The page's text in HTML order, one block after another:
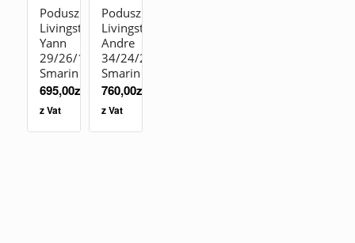
Poduszka
Livingstones
Yann
29/26/10
Smarin
695,00zł
z Vat
Poduszka
Livingstones
Andre
34/24/20
Smarin
760,00zł
z Vat